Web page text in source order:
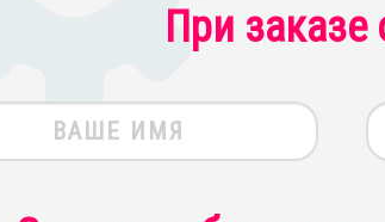
При заказе